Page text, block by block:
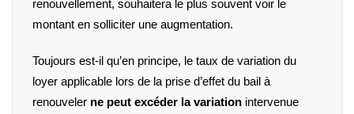
renouvellement, souhaitera le plus souvent voir le
montant en solliciter une augmentation.
Toujours est-il qu’en principe, le taux de variation du
loyer applicable lors de la prise d’effet du bail à
renouveler ne peut excéder la variation intervenue